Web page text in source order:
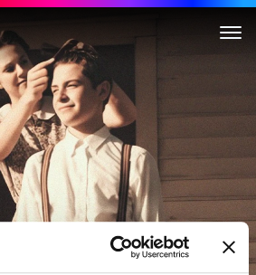
wahre Monster